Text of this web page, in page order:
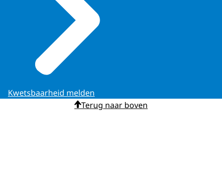
Kwetsbaarheid melden
Terug naar boven